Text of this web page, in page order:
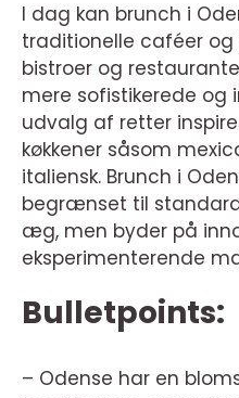
I dag kan brunch i
traditionelle caféer
bistroer og
mere sofistikerede og
udvalg af retter
køkkener såsom
italiensk. Brunch i
begrænset til
æg, men byder på
eksperimenterende
Bulletpoints:
– Odense har en